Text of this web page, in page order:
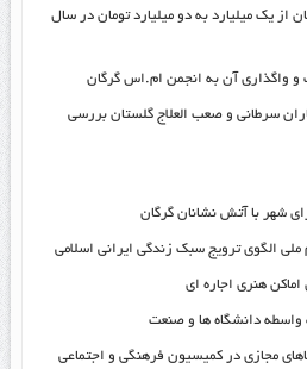
از یک میلیارد به دو میلیارد تومان در سال
و واگذاری آن به انجمن ام.اس گرگان
سرطانی و صعب العلاج گلستان بررسی
شهر با آتش نشانان گرگان
الگوی ترویج سبک زندگی ایرانی اسلامی
هنری اجاره ای
واسطه دانشگاه ها و صنعت
مجازی در کمیسیون فرهنگی و اجتماعی